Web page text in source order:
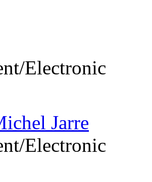
Electronic
Jarre
Electronic